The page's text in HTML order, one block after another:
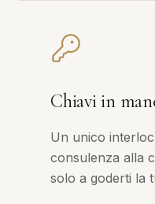
Chiavi in
Un unico
consulenza alla
solo a goderti la